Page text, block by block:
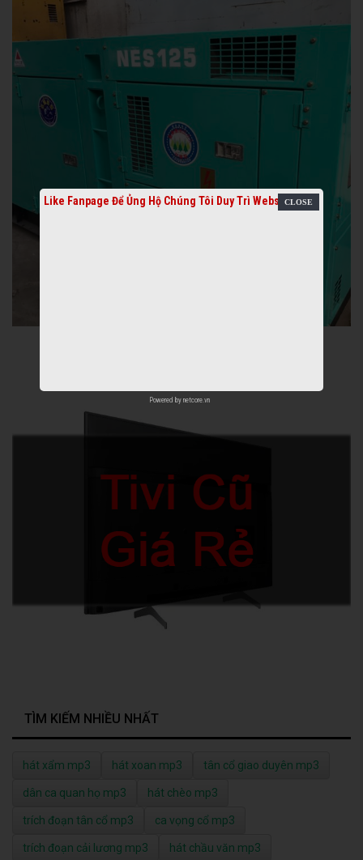
TÌM KIẾM NHIỀU NHẤT
hát xẩm mp3 hát xoan mp3 tân cổ giao duyên mp3
dân ca quan họ mp3 hát chèo mp3
trích đoạn tân cổ mp3 ca vọng cổ mp3
trích đoạn cải lương mp3 hát chầu văn mp3
Like Fanpage Để Ủng Hộ Chúng Tôi Duy Trì Website
Powered by netcore.vn